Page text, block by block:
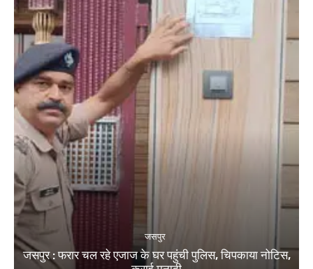
जसपुर
जसपुर : फरार चल रहे एजाज के घर पहुंची पुलिस, चिपकाया नोटिस,